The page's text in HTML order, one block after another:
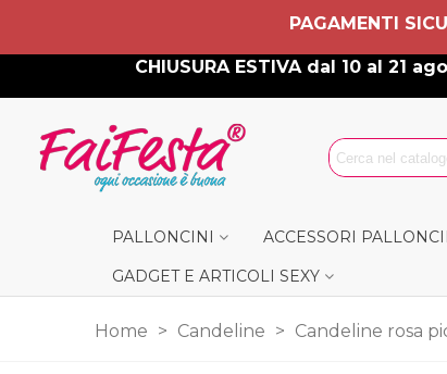
PAGAMENTI
CHIUSURA ESTIVA dal 10 al 21
PALLONCINI ACCESSORI
GADGET E ARTICOLI SEXY
Home > Candeline > Candeline rosa